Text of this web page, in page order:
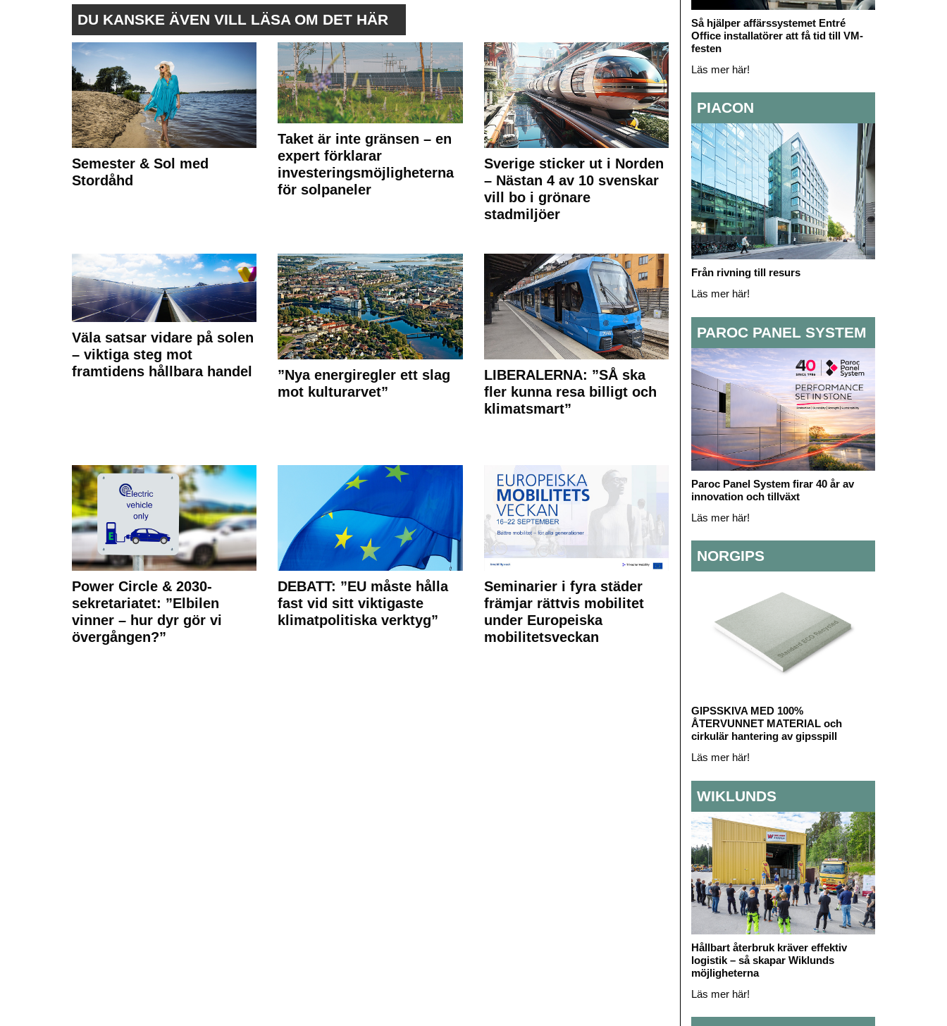
DU KANSKE ÄVEN VILL LÄSA OM DET HÄR
Semester & Sol med
Stordåhd
Taket är inte gränsen – en
expert förklarar
investeringsmöjligheterna
för solpaneler
Sverige sticker ut i Norden
– Nästan 4 av 10 svenskar
vill bo i grönare
stadmiljöer
Väla satsar vidare på solen
– viktiga steg mot
framtidens hållbara handel
”Nya energiregler ett slag
mot kulturarvet”
LIBERALERNA: ”SÅ ska
fler kunna resa billigt och
klimatsmart”
Power Circle & 2030-
sekretariatet: ”Elbilen
vinner – hur dyr gör vi
övergången?”
DEBATT: ”EU måste hålla
fast vid sitt viktigaste
klimatpolitiska verktyg”
Seminarier i fyra städer
främjar rättvis mobilitet
under Europeiska
mobilitetsveckan
Så hjälper affärssystemet Entré
Office installatörer att få tid till VM-
festen
Läs mer här!
PIACON
Från rivning till resurs
Läs mer här!
PAROC PANEL SYSTEM
Paroc Panel System firar 40 år av
innovation och tillväxt
Läs mer här!
NORGIPS
GIPSSKIVA MED 100%
ÅTERVUNNET MATERIAL och
cirkulär hantering av gipsspill
Läs mer här!
WIKLUNDS
Hållbart återbruk kräver effektiv
logistik – så skapar Wiklunds
möjligheterna
Läs mer här!